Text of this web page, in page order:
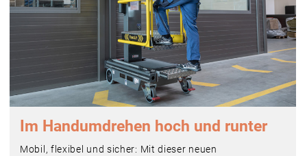
Im Handumdrehen hoch und runter
Mobil, flexibel und sicher: Mit dieser neuen